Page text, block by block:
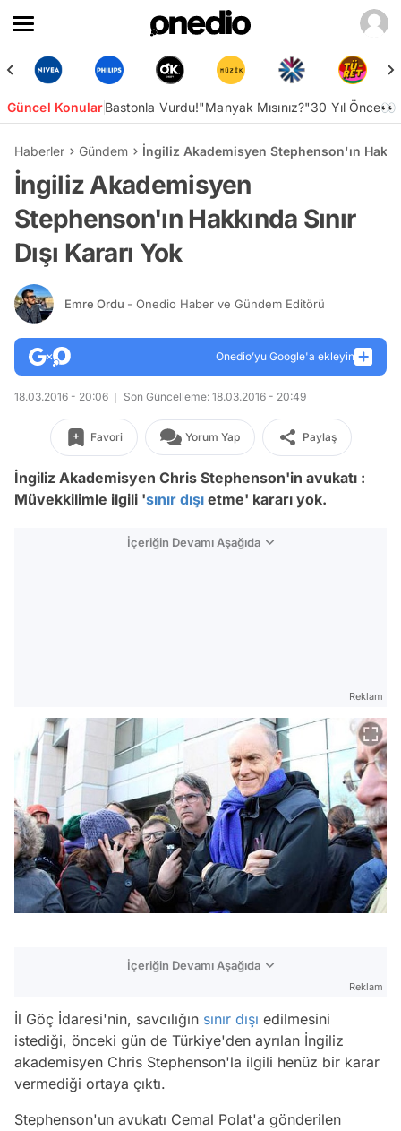
Güncel KonularBastonla Vurdu!"Manyak Mısınız?"30 Yıl Önce👀
Haberler Gündem İngiliz Akademisyen Stephenson'ın
İngiliz Akademisyen
Stephenson'ın Hakkında Sınır
Dışı Kararı Yok
Emre Ordu - Onedio Haber ve Gündem Editörü
Onedio’yu Google'a ekleyin
18.03.2016 - 20:06 Son Güncelleme: 18.03.2016 - 20:49
Favori Yorum Yap Paylaş
İngiliz Akademisyen Chris Stephenson'in avukatı :
Müvekkilimle ilgili 'sınır dışı etme' kararı yok.
İçeriğin Devamı Aşağıda
Reklam
İçeriğin Devamı Aşağıda
Reklam
İl Göç İdaresi'nin, savcılığın sınır dışı edilmesini
istediği, önceki gün de Türkiye'den ayrılan İngiliz
akademisyen Chris Stephenson'la ilgili henüz bir karar
vermediği ortaya çıktı.
Stephenson'un avukatı Cemal Polat'a gönderilen